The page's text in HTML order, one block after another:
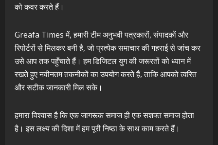
को कवर करते हैं।
Greafa Times में, हमारी टीम अनुभवी पत्रकारों, संपादकों और
रिपोर्टरों से मिलकर बनी है, जो प्रत्येक समाचार की गहराई से जांच कर
उसे आप तक पहुँचाते हैं। हम डिजिटल युग की जरूरतों को ध्यान में
रखते हुए नवीनतम तकनीकों का उपयोग करते हैं, ताकि आपको त्वरित
और सटीक जानकारी मिल सके।
हमारा विश्वास है कि एक जागरूक समाज ही एक सशक्त समाज होता
है। इस लक्ष्य की दिशा में हम पूरी निष्ठा के साथ काम करते हैं।